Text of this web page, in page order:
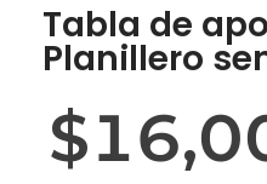
Tabla de
Planillero
$